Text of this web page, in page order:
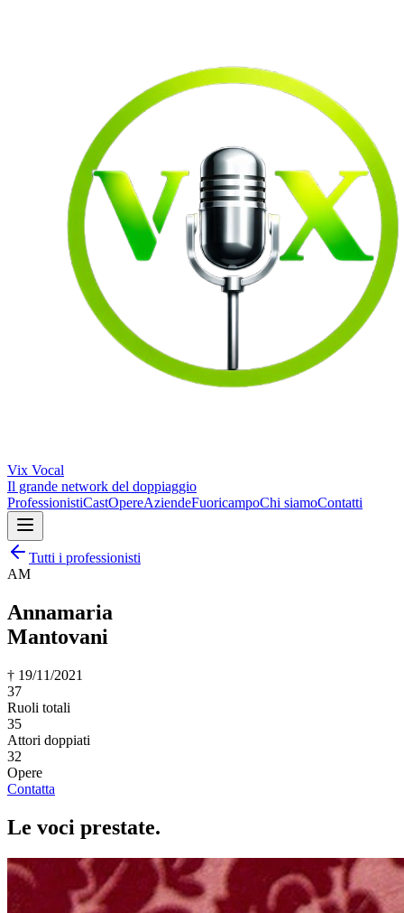
Vix Vocal
Il grande network del doppiaggio
ProfessionistiCastOpereAziendeFuoricampoChi siamoContatti
Tutti i professionisti
AM
Annamaria
Mantovani
† 19/11/2021
37
Ruoli totali
35
Attori doppiati
32
Opere
Contatta
Le voci prestate.